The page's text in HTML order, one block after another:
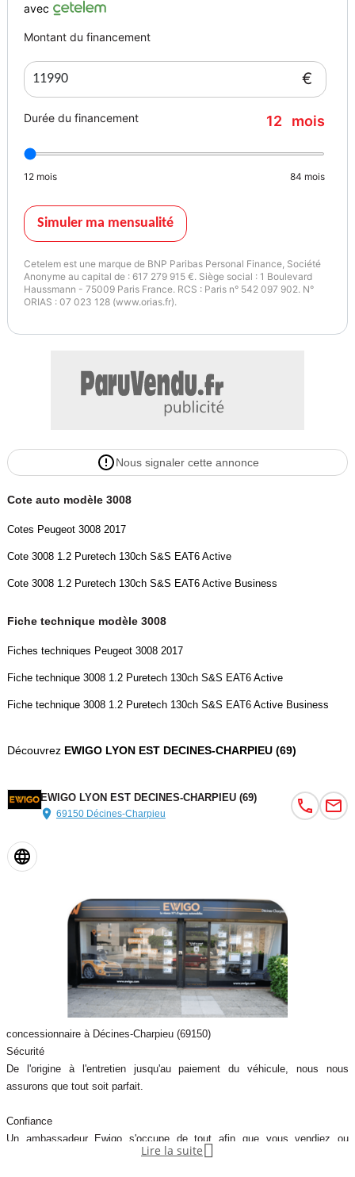
- Suspension pilotée
- Banquette 1/3 - 2/3
- Bac de rangement dans le coffre
- Boîte de vitesse automatique
- Climatisation automatique
- Commandes vocales
- Info trafic
- Kit téléphone main libre Bluetooth
- Lecture des panneaux
- Mode normal
- Mode sport
- Palettes au volant
- Prise auxiliaire
- Reconnaissance vocale
- Régulateur / Limiteur de vitesse
- Sellerie Simili-Cuir
- Virtual cockpit
- Volant multifonctions
- Volant réglable hauteur
- ABS
- Aide au démarrage en côte
- Airbags latéraux
- ESP
- Fixations isofix
- Frein de parking auto
- Gravure des vitres
Couleur
GRIS
Vignette Crit’Air
Garantie mécanique
12 mois
avec
Montant du financement
€
Durée du financement 12 mois
12 mois 84 mois
Simuler ma mensualité
Cetelem est une marque de BNP Paribas Personal Finance, Société
Anonyme au capital de : 617 279 915 €. Siège social : 1 Boulevard
Haussmann - 75009 Paris France. RCS : Paris n° 542 097 902. N°
ORIAS : 07 023 128 (www.orias.fr).
Nous signaler cette annonce
Cote auto modèle 3008
Cotes Peugeot 3008 2017
Cote 3008 1.2 Puretech 130ch S&S EAT6 Active
Cote 3008 1.2 Puretech 130ch S&S EAT6 Active Business
Fiche technique modèle 3008
Fiches techniques Peugeot 3008 2017
Fiche technique 3008 1.2 Puretech 130ch S&S EAT6 Active
Fiche technique 3008 1.2 Puretech 130ch S&S EAT6 Active Business
Découvrez EWIGO LYON EST DECINES-CHARPIEU (69)
EWIGO LYON EST DECINES-CHARPIEU (69)
69150 Décines-Charpieu
concessionnaire à Décines-Charpieu (69150)
Sécurité
De l'origine à l'entretien jusqu'au paiement du véhicule, nous nous
assurons que tout soit parfait.
Confiance
Un ambassadeur Ewigo s'occupe de tout afin que vous vendiez ou
achetiez dans les meilleures conditions.
Lire la suite 